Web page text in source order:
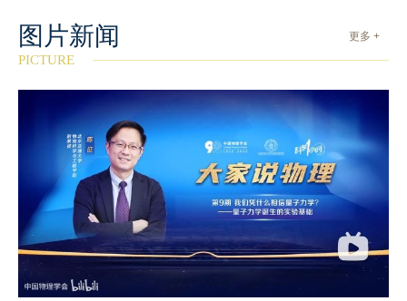
更多 +
图片新闻
PICTURE